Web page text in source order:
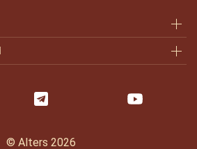
© Alters 2026